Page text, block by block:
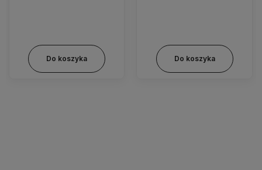
Do koszyka Do koszyka